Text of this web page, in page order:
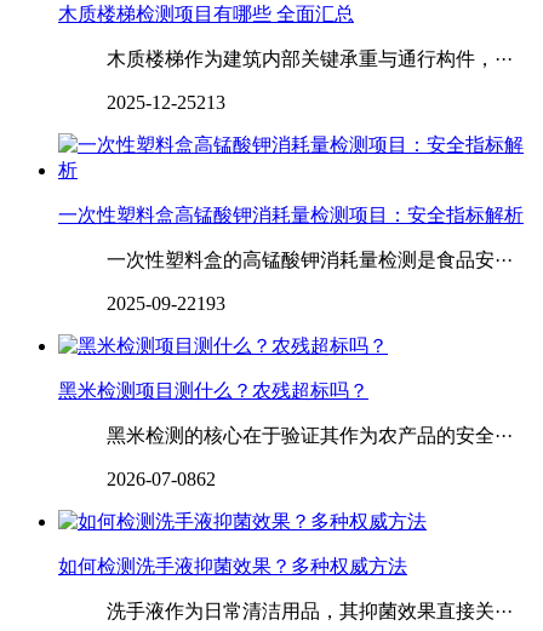
木质楼梯检测项目有哪些 全面汇总
木质楼梯作为建筑内部关键承重与通行构件，···
2025-12-25213
一次性塑料盒高锰酸钾消耗量检测项目：安全指标解析
一次性塑料盒的高锰酸钾消耗量检测是食品安···
2025-09-22193
黑米检测项目测什么？农残超标吗？
黑米检测的核心在于验证其作为农产品的安全···
2026-07-0862
如何检测洗手液抑菌效果？多种权威方法
洗手液作为日常清洁用品，其抑菌效果直接关···